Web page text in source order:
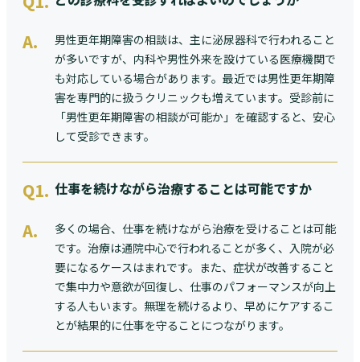
A.
男性更年期障害の相談は、主に泌尿器科で行われること
が多いですが、内科や男性外来を設けている医療機関で
も対応している場合があります。最近では男性更年期障
害を専門的に扱うクリニックも増えています。受診前に
「男性更年期障害の相談が可能か」を確認すると、安心
して受診できます。
Q1. 仕事を続けながら治療することは可能ですか
A.
多くの場合、仕事を続けながら治療を受けることは可能
です。治療は通院中心で行われることが多く、入院が必
要になるケースはまれです。また、症状が改善すること
で集中力や意欲が回復し、仕事のパフォーマンスが向上
する人もいます。無理を続けるより、早めにケアするこ
とが結果的に仕事を守ることにつながります。